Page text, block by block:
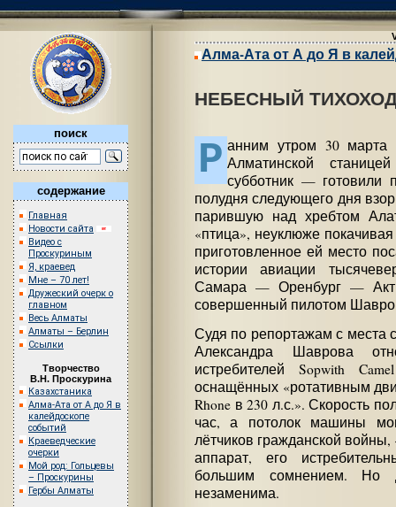
поиск
содержание
Главная
Новости сайта
Видео с
Проскуриным
Я, краевед
Мне – 70 лет!
Дружеский очерк о
главном
Весь Алматы
Алматы – Берлин
Ссылки
Творчество
В.Н. Проскурина
Казахстаника
Алма-Ата от А до Я в
калейдоскопе
событий
Краеведческие
очерки
Мой род: Гольцевы
– Проскурины
Гербы Алматы
Алма-Ата от А до Я в
НЕБЕСНЫЙ
Р анним утром 30 марта
Алматинской
субботник — готовили
полудня следующего дня
парившую над хребтом
«птица», неуклюже
приготовленное ей место
истории авиации
Самара — Оренбург —
совершенный пилотом
Судя по репортажам с места
Александра Шаврова
истребителей Sopwith
оснащённых «ротативным
Rhone в 230 л.с.». Скорость
час, а потолок машины
лётчиков гражданской
аппарат, его
большим сомнением. Но
незаменима.